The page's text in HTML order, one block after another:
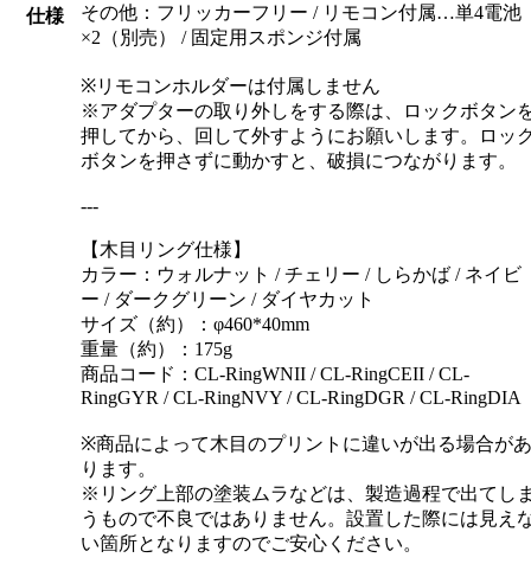
仕様
その他：フリッカーフリー / リモコン付属…単4電池
×2（別売） / 固定用スポンジ付属
※リモコンホルダーは付属しません
※アダプターの取り外しをする際は、ロックボタン
押してから、回して外すようにお願いします。ロッ
ボタンを押さずに動かすと、破損につながります。
---
【木目リング仕様】
カラー：ウォルナット / チェリー / しらかば / ネイビ
ー / ダークグリーン / ダイヤカット
サイズ（約）：φ460*40mm
重量（約）：175g
商品コード：CL-RingWNII / CL-RingCEII / CL-
RingGYR / CL-RingNVY / CL-RingDGR / CL-RingDIA
※商品によって木目のプリントに違いが出る場合があ
ります。
※リング上部の塗装ムラなどは、製造過程で出てし
うもので不良ではありません。設置した際には見え
い箇所となりますのでご安心ください。